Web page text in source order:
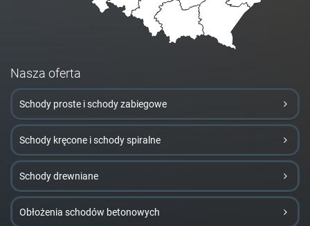
Nasza oferta
Schody proste i schody zabiegowe
Schody kręcone i schody spiralne
Schody drewniane
Obłożenia schodów betonowych